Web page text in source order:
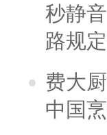
秒静
路规定
费大
中国